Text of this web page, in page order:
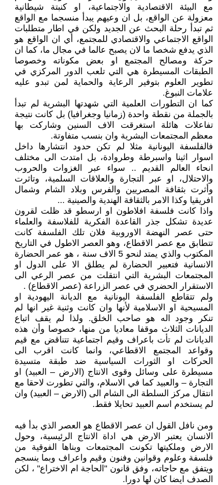
مع البيئة الاقتصادية والاجتماعية، او كنبتة شيطانية
معزولة عن الواقع، بل ان وعيهم يبدأ منسجما مع الواقع
ثم تبدأ رحلة البحث عن الجديد ولكن في اطار متطلبات
الواقع الاجتماعي والاقتصادي للمجتمع، أي ان الواقع هو
الذي يدفع شخصا ما لان يصبح عالما في مجال ما، كما ان
حركة ومصالح المجتمع او بعض مكوناته وخصوصا
الطبقات المسيطرة هي التي تلعب الدور المركزي في
تطوير العلوم بتوفير الرعاية والحماية لمن تبدو عليه
علامات النبوغ.
كما ان التطورات العلمية التي شهدتها البشرية لم تبدأ
بالجملة من نقطة واحدة (زمانيا وجغرافيا) بل كانت نتيجة
تفاعلات هائلة استغرقت الاف السنين وشاركت بها
معظم المجتمعات البشرية وان بنسب متفاوتة.
فالفلسفة اليونانية مثلا لم تكن حدود انتشارها داخل
اسوار اثينا واسبرطة وطروادة، بل امتدت الى مختلف
انحاء العالم القديم .. سواء عبر الغزوات والحروب
والاحتلال، او عبر التجارة والعلاقات السلمية، وتاثرت
وأثرت بثقافة المصريين والفرس وبلاد الشام وشمال
افريقيا وكذا الامر بالثقافة الهندية والصينية ...
واذا كانت فلسفة افلاطون او ارسطو قد ظلت لقرون
عديدة تشكل جذر القاعدة الفكرية للفلاسفة والعلماء
حتى عصر النهضة الاوروبية فلان تلك الفلسفة كانت
تتطابق مع عصر الاقطاع، وهو العصر الاطول في التاريخ
المكتوب والذي يمتد لنحو 5 الاف سنة ، هو عمر الحضارة
الانسانية فتعبير الحضارة لم يطلق الا على الدول او
المجتمعات البشرية التي انتقلت من عصر الرعي الى
الاستقرار الحضري في عصر الزراعة (عصر الاقطاع) .
ولم تتقاطع الفلسفة اليونانية مع الديانة اليهودية او
المسيحية او الاسلامية لأنها وان كانت وثنية غير انها لم
تنكر وجود اله هو صاحب الخلق. ولذا لم يقف اتباع
الديانات الثلاث موقفا معاديا من منها، خصوصا وأن هذه
الديانات لم تأت باعراف وقيم اجتماعية تتناقض مع قيم
وقواعد المجتمع الاقطاعي، وانما كانت اقرب الى
الحركات او الثورات السياسية ضد طبقة متسيدة
مسيطرة على وسائل وقوى الانتاج (الارض – العبيد) او
التجارة – والعبيد كما في الاسلام، والتي تطورت لاحقا مع
انتقال مركز السلطة الى الشام الى (الارض – العبيد) وان
لم يستخدم اسم العبيد تحايلا فقط.
ومن نافل القول ان عصر الاقطاع هو العصر الذي بدأ فيه
الانسان يعتبر الارض هي اداة الانتاج الرئيسية، وحول
الارض وملكيتها تكونت المجتمعات وبناها الفوقية من
فلسفة وعلوم وقوانين وفنون وقيم واعراف وبما ينسجم
ويتفق مع حاجاته، وفق قانون "الحاجة ام الاختراع" ، لكن
الصدف ايضا كان لها دورا.